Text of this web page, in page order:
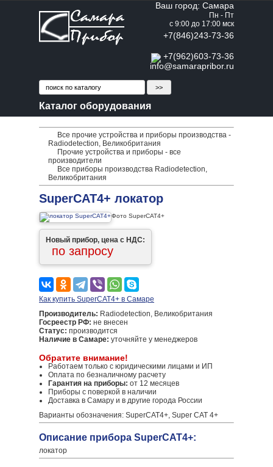
Ваш город: Самара
Пн - Пт
с 9:00 до 17:00 мск
+7(846)243-73-36
+7(962)603-73-36
info@samarapribor.ru
Каталог оборудования
Все прочие устройства и приборы производства -
Radiodetection, Великобритания
Прочие устройства и приборы - все
производители
Все приборы производства Radiodetection,
Великобритания
SuperCAT4+ локатор
Фото SuperCAT4+
Новый прибор, цена с НДС:
по запросу
Как купить SuperCAT4+ в Самаре
Производитель: Radiodetection, Великобритания
Госреестр РФ: не внесен
Статус: производится
Наличие в Самаре: уточняйте у менеджеров
Обратите внимание!
Работаем только с юридическими лицами и ИП
Оплата по безналичному расчету
Гарантия на приборы: от 12 месяцев
Приборы с поверкой в наличии
Доставка в Самару и в другие города России
Варианты обозначения: SuperCAT4+, Super CAT 4+
Описание прибора SuperCAT4+:
локатор